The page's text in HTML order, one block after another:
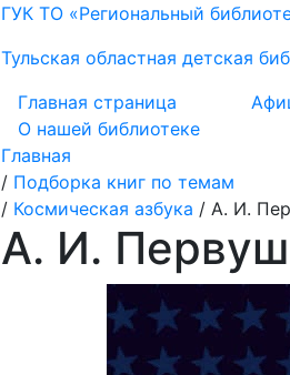
ГУК ТО «Региональный
Тульская областная детская
Главная страница
О нашей библиотеке
Главная
/ Подборка книг по темам
/ Космическая азбука / А. И.
А. И.